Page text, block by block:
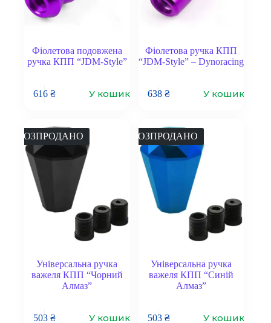
Фіолетова подовжена
ручка КПП “JDM-Style”
616₴ У кошик
Фіолетова ручка КПП
“JDM-Style” – Dynoracing
638 ₴ У кошик
РОЗПРОДАНО
Універсальна ручка
важеля КПП “Чорний
Алмаз”
503₴ У кошик
РОЗПРОДАНО
Універсальна ручка
важеля КПП “Синій
Алмаз”
503 ₴ У кошик